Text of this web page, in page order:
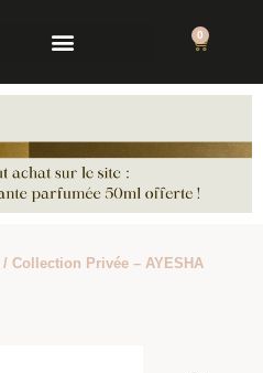
0
/ Collection Privée – AYESHA